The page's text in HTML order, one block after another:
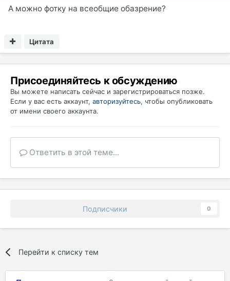
А можно фотку на всеобщие обазрение?
Цитата
Присоединяйтесь к обсуждению
Вы можете написать сейчас и зарегистрироваться позже.
Если у вас есть аккаунт, авторизуйтесь, чтобы опубликовать
от имени своего аккаунта.
Ответить в этой теме...
Подписчики 0
Перейти к списку тем